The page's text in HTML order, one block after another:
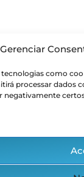
Gerenciar
como
processar